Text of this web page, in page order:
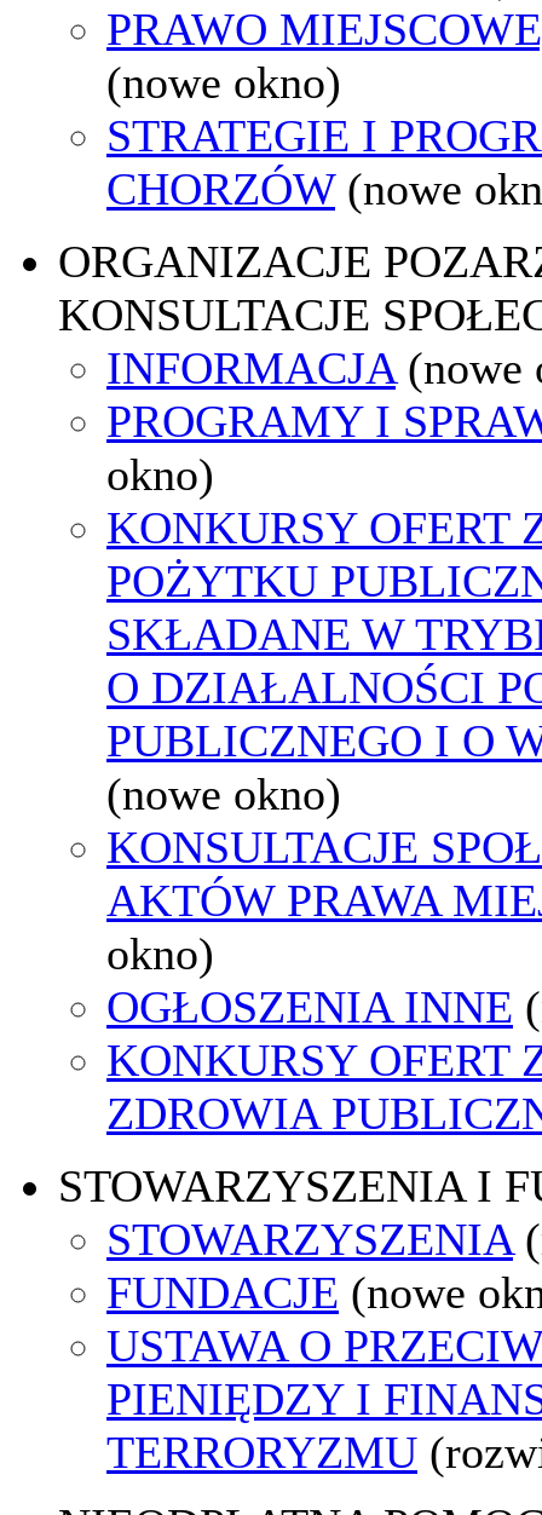
PRAWO
(nowe okno)
STRATEGIE I
CHORZÓW (nowe
ORGANIZACJE
KONSULTACJE
INFORMACJA (nowe
PROGRAMY I
okno)
KONKURSY OFERT
POŻYTKU
SKŁADANE W
O DZIAŁALNOŚCI
PUBLICZNEGO I O
(nowe okno)
KONSULTACJE
AKTÓW PRAWA
okno)
OGŁOSZENIA INNE
KONKURSY OFERT
ZDROWIA
STOWARZYSZENIA I
STOWARZYSZENIA
FUNDACJE (nowe
USTAWA O
PIENIĘDZY I
TERRORYZMU